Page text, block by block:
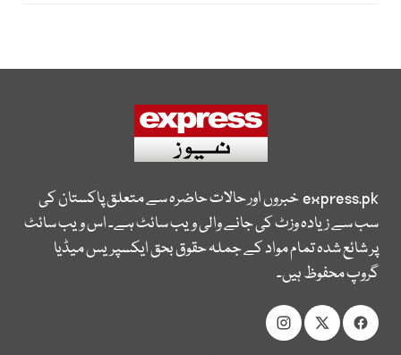
express.pkخبروں اور حالات حاضرہ سے متعلق پاکستان کی
سب سے زیادہ وزٹ کی جانے والی ویب سائٹ ہے۔ اس ویب سائٹ
پر شائع شدہ تمام مواد کے جملہ حقوق بحق ایکسپریس میڈیا
گروپ محفوظ ہیں۔